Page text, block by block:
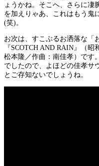
ょうかね。そこへ、さらに凄
を加えりゃあ、これはもう鬼
(笑)。
お次は、すこぶるお洒落な「
『SCOTCH AND RAIN』（昭
松本隆／作曲：南佳孝）です
でしたので、よほどの佳孝サ
とご存知ないでしょうね。